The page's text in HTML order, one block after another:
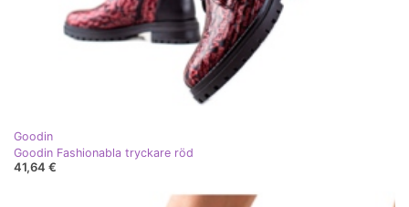
Goodin
Goodin Fashionabla tryckare röd
41,64 €